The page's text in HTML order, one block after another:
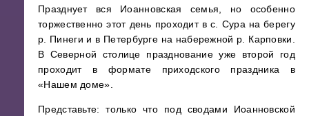
Празднует вся Иоанновская семья, но особенно
торжественно этот день проходит в с. Сура на берегу
р. Пинеги и в Петербурге на набережной р. Карповки.
В Северной столице празднование уже второй год
проходит в формате приходского праздника в
«Нашем доме».
Представьте: только что под сводами Иоанновской